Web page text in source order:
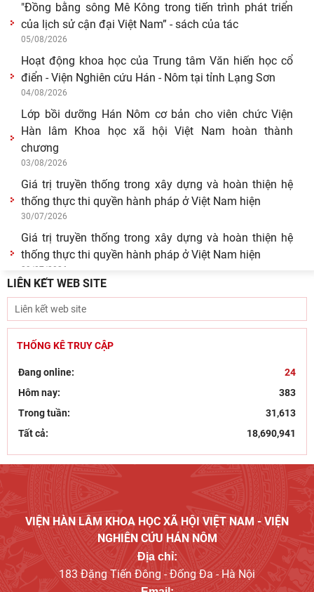
"Đồng bằng sông Mê Kông trong tiến trình phát triển
của lịch sử cận đại Việt Nam” - sách của tác
05/08/2026
Hoạt động khoa học của Trung tâm Văn hiến học cổ
điển - Viện Nghiên cứu Hán - Nôm tại tỉnh Lạng Sơn
04/08/2026
Lớp bồi dưỡng Hán Nôm cơ bản cho viên chức Viện
Hàn lâm Khoa học xã hội Việt Nam hoàn thành
chương
03/08/2026
Giá trị truyền thống trong xây dựng và hoàn thiện hệ
thống thực thi quyền hành pháp ở Việt Nam hiện
30/07/2026
Giá trị truyền thống trong xây dựng và hoàn thiện hệ
thống thực thi quyền hành pháp ở Việt Nam hiện
29/07/2026
Tín ngưỡng thờ cúng tổ tiên và văn hóa gia tộc: khảo
cứu từ tộc ước và hậu tộc
29/07/2026
Hội thảo “Không gian phát triển Việt Nam trong kỷ
27/07/2026
Viện Nghiên cứu Hán - Nôm tiếp và làm việc với GS.TS
Nguyễn Phương Ngọc – Phó hiệu trưởng Trường
22/07/2026
Góc nhìn của Đảng, hành động kiên quyết và bảo vệ
nền tảng tư tưởng trong kỷ nguyên số
trào Cần Vương chống Pháp
LIÊN KẾT WEB SITE
THỐNG KÊ TRUY CẬP
Đang online:
24
Hôm nay:
383
Trong tuần:
31,613
Tất cả:
18,690,941
VIỆN HÀN LÂM KHOA HỌC XÃ HỘI VIỆT NAM - VIỆN
NGHIÊN CỨU HÁN NÔM
Địa chỉ:
183 Đặng Tiến Đông - Đống Đa - Hà Nội